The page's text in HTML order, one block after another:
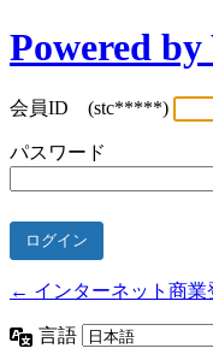
Powered by
会員ID (stc*****)
パスワード
← インターネット商業
言語